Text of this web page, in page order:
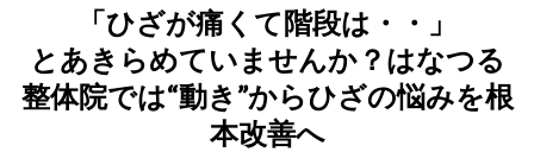
「ひざが痛くて階段は・・」
とあきらめていませんか？はなつる
整体院では“動き”からひざの悩みを根
本改善へ